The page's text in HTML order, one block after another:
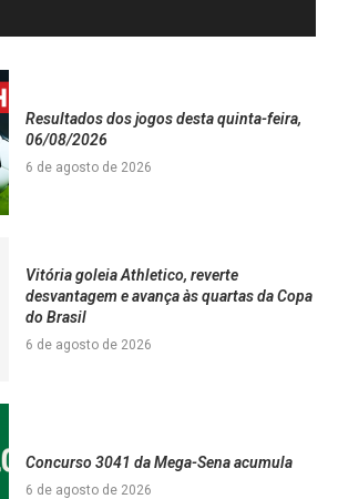
Resultados dos jogos desta quinta-feira,
06/08/2026
6 de agosto de 2026
Vitória goleia Athletico, reverte
desvantagem e avança às quartas da Copa
do Brasil
6 de agosto de 2026
Concurso 3041 da Mega-Sena acumula
6 de agosto de 2026